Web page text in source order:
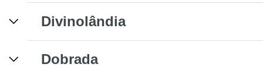
Divinolândia
Dobrada